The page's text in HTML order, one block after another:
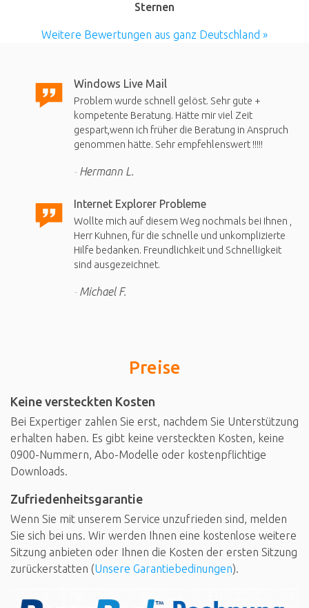
Sternen
Weitere Bewertungen aus ganz Deutschland »
Windows Live Mail
Problem wurde schnell gelöst. Sehr gute +
kompetente Beratung. Hätte mir viel Zeit
gespart,wenn ich früher die Beratung in Anspruch
genommen hätte. Sehr empfehlenswert !!!!!
Hermann L.
Internet Explorer Probleme
Wollte mich auf diesem Weg nochmals bei Ihnen ,
Herr Kuhnen, für die schnelle und unkomplizierte
Hilfe bedanken. Freundlichkeit und Schnelligkeit
sind ausgezeichnet.
Michael F.
Preise
Keine versteckten Kosten
Bei Expertiger zahlen Sie erst, nachdem Sie Unterstützung
erhalten haben. Es gibt keine versteckten Kosten, keine
0900-Nummern, Abo-Modelle oder kostenpflichtige
Downloads.
Zufriedenheitsgarantie
Wenn Sie mit unserem Service unzufrieden sind, melden
Sie sich bei uns. Wir werden Ihnen eine kostenlose weitere
Sitzung anbieten oder Ihnen die Kosten der ersten Sitzung
zurückerstatten (Unsere Garantiebedinungen).